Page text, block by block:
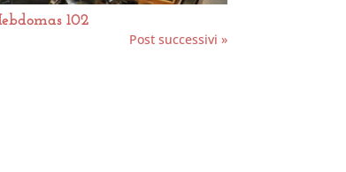
102
Post successivi »